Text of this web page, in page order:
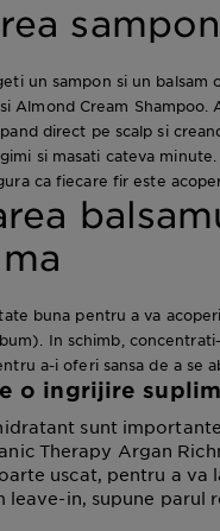
un sampon si un balsam
Almond Cream
direct pe scalp si
si masati cateva
ca fiecare fir este
buna pentru a va
In schimb,
a-i oferi sansa de a se
o ingrijire
sunt
Therapy Argan
uscat, pentru a va
leave-in, supune